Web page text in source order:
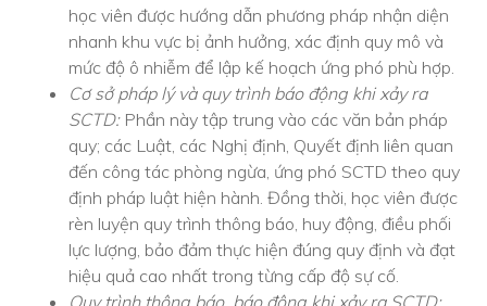
học viên được hướng dẫn phương pháp nhận diện
nhanh khu vực bị ảnh hưởng, xác định quy mô và
mức độ ô nhiễm để lập kế hoạch ứng phó phù hợp.
Cơ sở pháp lý và quy trình báo động khi xảy ra
SCTD:Phần này tập trung vào các văn bản pháp
quy; các Luật, các Nghị định, Quyết định liên quan
đến công tác phòng ngừa, ứng phó SCTD theo quy
định pháp luật hiện hành. Đồng thời, học viên được
rèn luyện quy trình thông báo, huy động, điều phối
lực lượng, bảo đảm thực hiện đúng quy định và đạt
hiệu quả cao nhất trong từng cấp độ sự cố.
Quy trình thông báo, báo động khi xảy ra SCTD: